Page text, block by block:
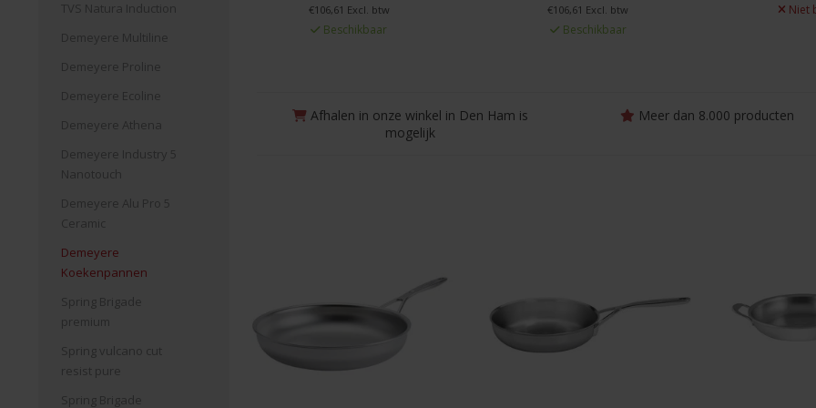
TVS Natura Induction
Demeyere Multiline
Demeyere Proline
Demeyere Ecoline
Demeyere Athena
Demeyere Industry 5
Nanotouch
Demeyere Alu Pro 5
Ceramic
Demeyere
Koekenpannen
Spring Brigade
premium
Spring vulcano cut
resist pure
Spring Brigade
€106,61 Excl. btw
Beschikbaar
€106,61 Excl. btw
Beschikbaar
Niet
Afhalen in onze winkel in Den Ham is
mogelijk
Meer dan 8.000 producten